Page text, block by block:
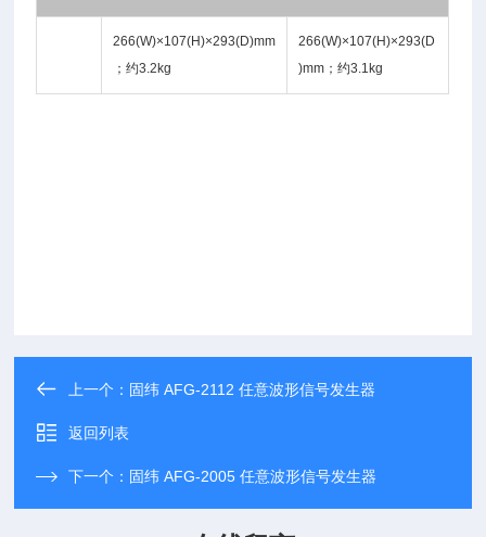
266(W)×107(H)×293(D)mm
；约3.2kg
266(W)×107(H)×293(D
)mm；约3.1kg
上一个： 固纬 AFG-2112 任意波形信号发生器
返回列表
下一个： 固纬 AFG-2005 任意波形信号发生器